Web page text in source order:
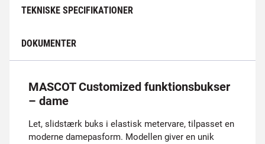
TEKNISKE SPECIFIKATIONER
DOKUMENTER
MASCOT Customized funktionsbukser
– dame
Let, slidstærk buks i elastisk metervare, tilpasset en
moderne damepasform. Modellen giver en unik